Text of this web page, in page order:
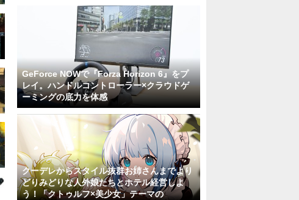
GeForce NOWで『Forza Horizon 6』をプ
レイ。ハンドルコントローラー×クラウドゲ
ーミングの底力を体感
クーデレからスタイル抜群お姉さんまでより
どりみどりな人外娘たちとホテル経営しよ
う！「クトゥルフ×美少女」テーマの